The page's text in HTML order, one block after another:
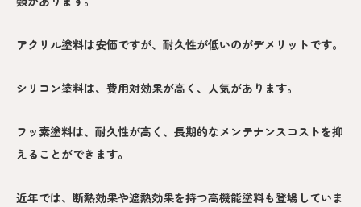
アクリル塗料は安価ですが、耐久性が低いのがデメリットです。
シリコン塗料は、費用対効果が高く、人気があります。
フッ素塗料は、耐久性が高く、長期的なメンテナンスコストを抑
えることができます。
近年では、断熱効果や遮熱効果を持つ高機能塗料も登場していま